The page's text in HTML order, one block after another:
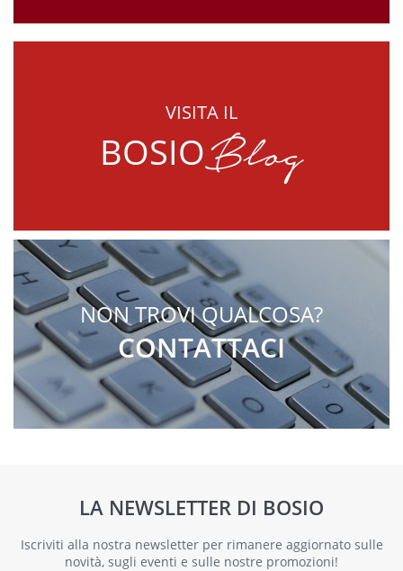
VISITA IL
BOSIOBlog
NON TROVI QUALCOSA?
CONTATTACI
LA NEWSLETTER DI BOSIO
Iscriviti alla nostra newsletter per rimanere aggiornato sulle
novità, sugli eventi e sulle nostre promozioni!